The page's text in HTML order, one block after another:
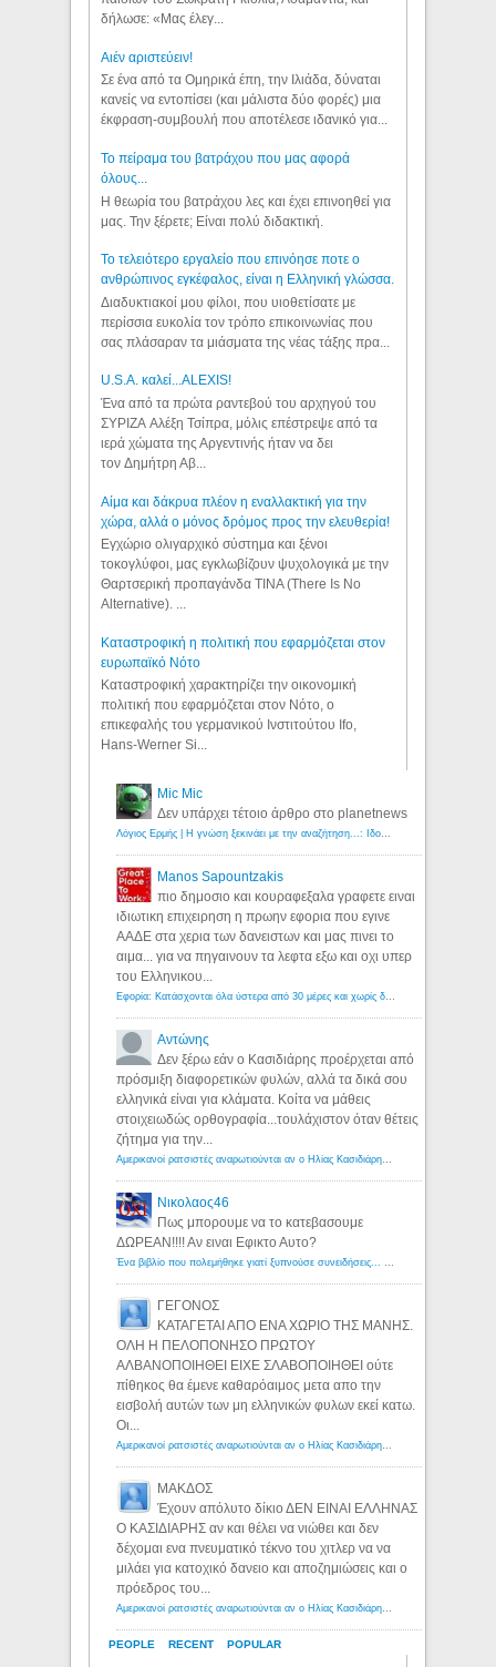
δήλωσε: «Μας έλεγ...
Aιέν αριστεύειν!
Σε ένα από τα Ομηρικά έπη, την Ιλιάδα, δύναται
κανείς να εντοπίσει (και μάλιστα δύο φορές) μια
έκφραση-συμβουλή που αποτέλεσε ιδανικό για...
Το πείραμα του βατράχου που μας αφορά
όλους...
Η θεωρία του βατράχου λες και έχει επινοηθεί για
μας. Την ξέρετε; Είναι πολύ διδακτική.
Το τελειότερο εργαλείο που επινόησε ποτε ο
ανθρώπινος εγκέφαλος, είναι η Ελληνική γλώσσα.
Διαδυκτιακοί μου φίλοι, που υιοθετίσατε με
περίσσια ευκολία τον τρόπο επικοινωνίας που
σας πλάσαραν τα μιάσματα της νέας τάξης πρα...
U.S.A. καλεί...ALEXIS!
Ένα από τα πρώτα ραντεβού του αρχηγού του
ΣΥΡΙΖΑ Αλέξη Τσίπρα, μόλις επέστρεψε από τα
ιερά χώματα της Αργεντινής ήταν να δει
τον Δημήτρη Αβ...
Αίμα και δάκρυα πλέον η εναλλακτική για την
χώρα, αλλά ο μόνος δρόμος προς την ελευθερία!
Εγχώριο ολιγαρχικό σύστημα και ξένοι
τοκογλύφοι, μας εγκλωβίζουν ψυχολογικά με την
Θαρτσερική προπαγάνδα TINA (There Is No
Alternative). ...
Καταστροφική η πολιτική που εφαρμόζεται στον
ευρωπαϊκό Νότο
Καταστροφική χαρακτηρίζει την οικονομική
πολιτική που εφαρμόζεται στον Νότο, ο
επικεφαλής του γερμανικού Ινστιτούτου Ifo,
Hans-Werner Si...
PEOPLE RECENT POPULAR
Mic Mic
Δεν υπάρχει τέτοιο άρθρο στο planetnews
Manos Sapountzakis
πιο δημοσιο και κουραφεξαλα γραφετε ειναι
ιδιωτικη επιχειρηση η πρωην εφορια που εγινε
ΑΑΔΕ στα χερια των δανειστων και μας πινει το
αιμα... για να πηγαινουν τα λεφτα εξω και οχι υπερ
του Ελληνικου...
Αντώνης
Δεν ξέρω εάν ο Κασιδιάρης προέρχεται από
πρόσμιξη διαφορετικών φυλών, αλλά τα δικά σου
ελληνικά είναι για κλάματα. Κοίτα να μάθεις
στοιχειωδώς ορθογραφία...τουλάχιστον όταν θέτεις
ζήτημα για την...
Νικολαος46
Πως μπορουμε να το κατεβασουμε
ΔΩΡΕΑΝ!!!! Αν ειναι Εφικτο Αυτο?
ΓΕΓΟΝΟΣ
ΚΑΤΑΓΕΤΑΙ ΑΠΟ ΕΝΑ ΧΩΡΙΟ ΤΗΣ ΜΑΝΗΣ.
ΟΛΗ Η ΠΕΛΟΠΟΝΗΣΟ ΠΡΩΤΟΥ
ΑΛΒΑΝΟΠΟΙΗΘΕΙ ΕΙΧΕ ΣΛΑΒΟΠΟΙΗΘΕΙ ούτε
πίθηκος θα έμενε καθαρόαιμος μετα απο την
εισβολή αυτών των μη ελληνικών φυλων εκεί κατω.
Οι...
ΜΑΚΔΟΣ
Έχουν απόλυτο δίκιο ΔΕΝ ΕΙΝΑΙ ΕΛΛΗΝΑΣ
Ο ΚΑΣΙΔΙΑΡΗΣ αν και θέλει να νιώθει και δεν
δέχομαι ενα πνευματικό τέκνο του χιτλερ να να
μιλάει για κατοχικό δανειο και αποζημιώσεις και ο
πρόεδρος του...